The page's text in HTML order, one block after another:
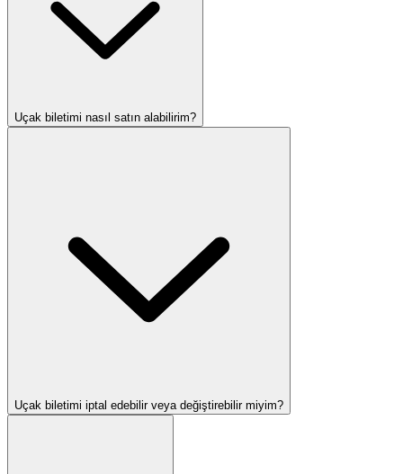
Uçak biletimi nasıl satın alabilirim?
Uçak biletimi iptal edebilir veya değiştirebilir miyim?